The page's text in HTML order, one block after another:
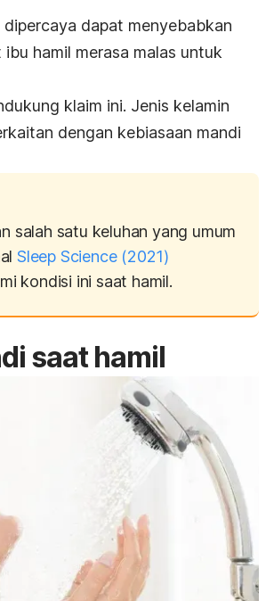
dapat menyebabkan
hamil merasa malas untuk
klaim ini. Jenis kelamin
dengan kebiasaan mandi
salah satu keluhan yang umum
Sleep Science(2021)
kondisi ini saat hamil.
saat hamil